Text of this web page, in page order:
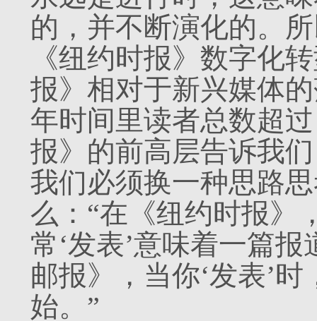
的，并不断演化的。
《纽约时报》数字化
报》相对于新兴媒体
年时间里读者总数超
报》的前高层告诉我
我们必须换一种思路
么：“在《纽约时报》
常‘发表’意味着一篇
邮报》，当你‘发表’
始。”